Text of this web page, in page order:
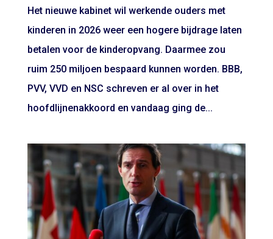
Het nieuwe kabinet wil werkende ouders met
kinderen in 2026 weer een hogere bijdrage laten
betalen voor de kinderopvang. Daarmee zou
ruim 250 miljoen bespaard kunnen worden. BBB,
PVV, VVD en NSC schreven er al over in het
hoofdlijnenakkoord en vandaag ging de...